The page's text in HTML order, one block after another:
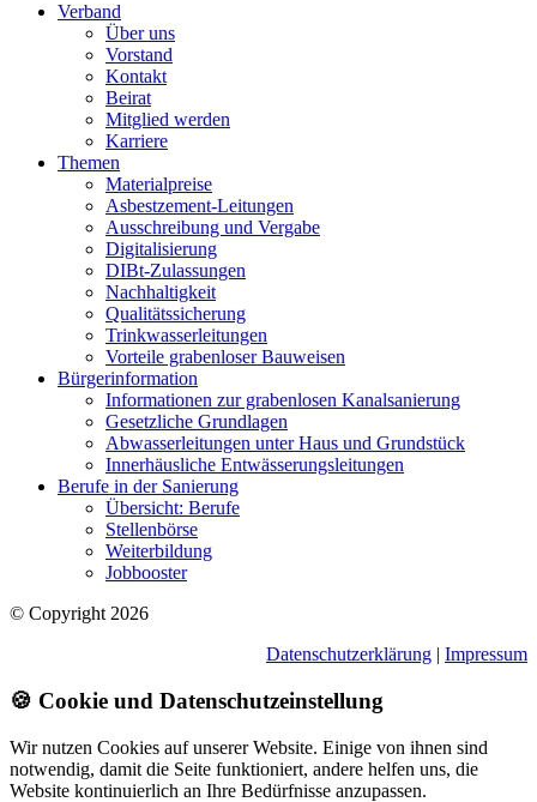
Verband
Über uns
Vorstand
Kontakt
Beirat
Mitglied werden
Karriere
Themen
Materialpreise
Asbestzement-Leitungen
Ausschreibung und Vergabe
Digitalisierung
DIBt-Zulassungen
Nachhaltigkeit
Qualitätssicherung
Trinkwasserleitungen
Vorteile grabenloser Bauweisen
Bürgerinformation
Informationen zur grabenlosen Kanalsanierung
Gesetzliche Grundlagen
Abwasserleitungen unter Haus und Grundstück
Innerhäusliche Entwässerungsleitungen
Berufe in der Sanierung
Übersicht: Berufe
Stellenbörse
Weiterbildung
Jobbooster
© Copyright 2026
Datenschutzerklärung
Impressum
🍪 Cookie und Datenschutzeinstellung
Wir nutzen Cookies auf unserer Website. Einige von ihnen sind
notwendig, damit die Seite funktioniert, andere helfen uns, die
Website kontinuierlich an Ihre Bedürfnisse anzupassen.